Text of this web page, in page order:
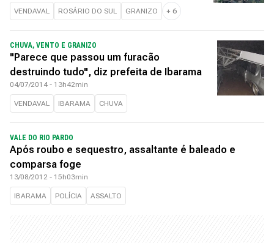
VENDAVAL ROSÁRIO DO SUL GRANIZO + 6
CHUVA, VENTO E GRANIZO
"Parece que passou um furacão
destruindo tudo", diz prefeita de Ibarama
04/07/2014 - 13h42min
VENDAVAL IBARAMA CHUVA
VALE DO RIO PARDO
Após roubo e sequestro, assaltante é baleado e
comparsa foge
13/08/2012 - 15h03min
IBARAMA POLÍCIA ASSALTO